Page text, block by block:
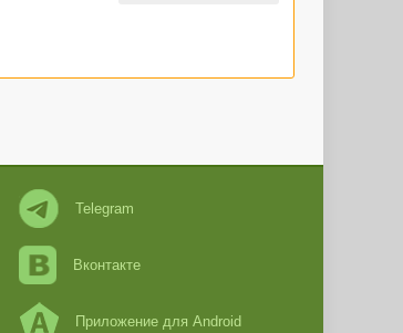
Telegram
Вконтакте
Приложение для Android